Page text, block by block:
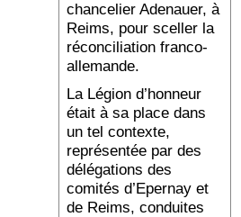
chancelier Adenauer, à
Reims, pour sceller la
réconciliation franco-
allemande.
La Légion d’honneur
était à sa place dans
un tel contexte,
représentée par des
délégations des
comités d’Epernay et
de Reims, conduites